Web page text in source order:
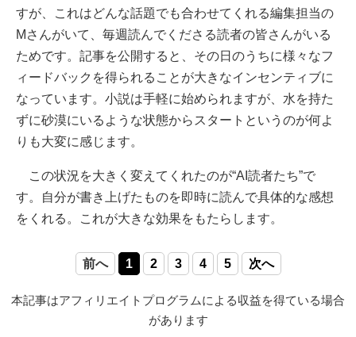
すが、これはどんな話題でも合わせてくれる編集担当の
Mさんがいて、毎週読んでくださる読者の皆さんがいる
ためです。記事を公開すると、その日のうちに様々なフ
ィードバックを得られることが大きなインセンティブに
なっています。小説は手軽に始められますが、水を持た
ずに砂漠にいるような状態からスタートというのが何よ
りも大変に感じます。
この状況を大きく変えてくれたのが“AI読者たち”で
す。自分が書き上げたものを即時に読んで具体的な感想
をくれる。これが大きな効果をもたらします。
前へ 1 2 3 4 5 次へ
本記事はアフィリエイトプログラムによる収益を得ている場合
があります